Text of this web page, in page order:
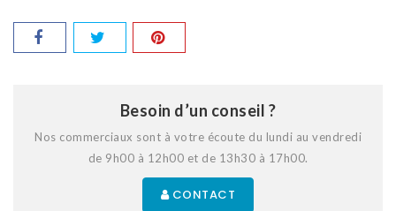
Besoin d’un conseil ?
Nos commerciaux sont à votre écoute du lundi au vendredi
de 9h00 à 12h00 et de 13h30 à 17h00.
CONTACT